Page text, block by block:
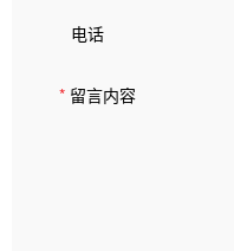
电话
* 留言内容